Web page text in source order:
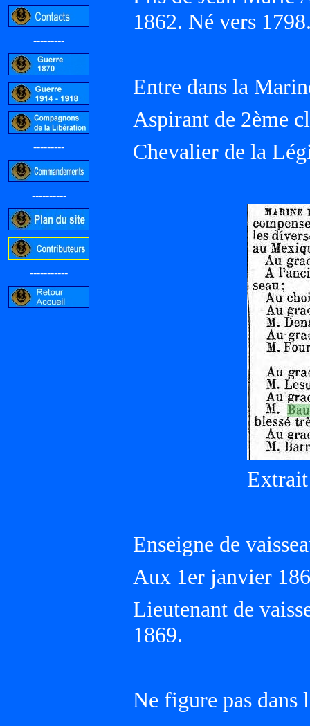
---------
---------
----------
-----------
1862. Né vers
Entre dans la
Aspirant de 2ème
Chevalier de la
Enseigne de
Aux 1er janvier
Lieutenant de
1869.
Ne figure pas dans